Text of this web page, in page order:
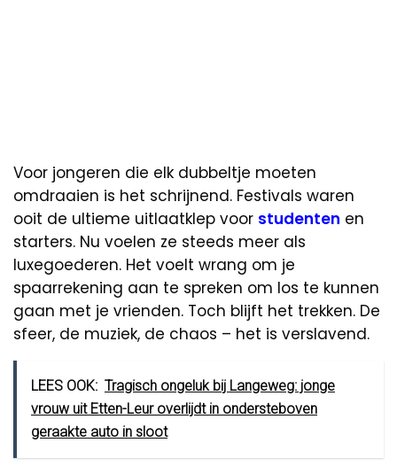
Voor jongeren die elk dubbeltje moeten
omdraaien is het schrijnend. Festivals waren
ooit de ultieme uitlaatklep voor studenten en
starters. Nu voelen ze steeds meer als
luxegoederen. Het voelt wrang om je
spaarrekening aan te spreken om los te kunnen
gaan met je vrienden. Toch blijft het trekken. De
sfeer, de muziek, de chaos – het is verslavend.
LEES OOK: Tragisch ongeluk bij Langeweg: jonge
vrouw uit Etten-Leur overlijdt in ondersteboven
geraakte auto in sloot